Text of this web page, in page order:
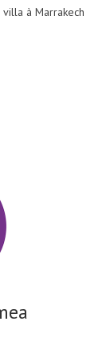
à Marrakech